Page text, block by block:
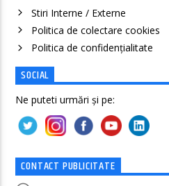
Stiri Interne / Externe
Politica de colectare cookies
Politica de confidenţialitate
SOCIAL
Ne puteti urmări și pe:
CONTACT PUBLICITATE